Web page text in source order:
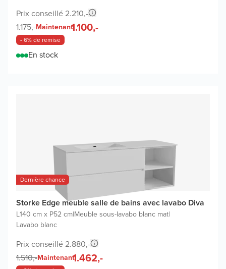
Prix conseillé 2.210,-
1.175,-Maintenant1.100,-
- 6% de remise
En stock
Dernière chance
Storke Edge meuble salle de bains avec lavabo Diva
L140 cm x P52 cm|Meuble sous-lavabo blanc mat|
Lavabo blanc
Prix conseillé 2.880,-
1.510,-Maintenant1.462,-